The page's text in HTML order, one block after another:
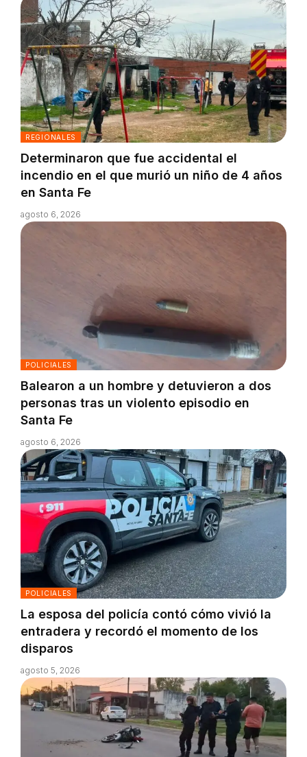
REGIONALES
Determinaron que fue accidental el
incendio en el que murió un niño de 4 años
en Santa Fe
agosto 6, 2026
POLICIALES
Balearon a un hombre y detuvieron a dos
personas tras un violento episodio en
Santa Fe
agosto 6, 2026
POLICIALES
La esposa del policía contó cómo vivió la
entradera y recordó el momento de los
disparos
agosto 5, 2026